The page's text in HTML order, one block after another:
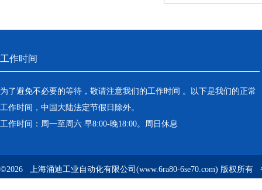
工作时间
为了避免不必要的等待，敬请注意我们的工作时间 。以下是我们的正常
工作时间，中国大陆法定节假日除外。
工作时间：周一至周六 早8:00-晚18:00。周日休息
©2026 上海涌迪工业自动化有限公司(www.6ra80-6se70.com) 版权所有